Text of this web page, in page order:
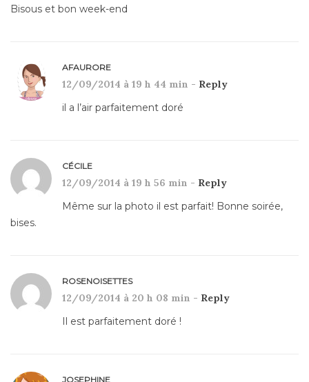
Bisous et bon week-end
AFAURORE
12/09/2014 à 19 h 44 min - Reply
il a l’air parfaitement doré
CÉCILE
12/09/2014 à 19 h 56 min - Reply
Même sur la photo il est parfait! Bonne soirée,
bises.
ROSENOISETTES
12/09/2014 à 20 h 08 min - Reply
Il est parfaitement doré !
JOSEPHINE